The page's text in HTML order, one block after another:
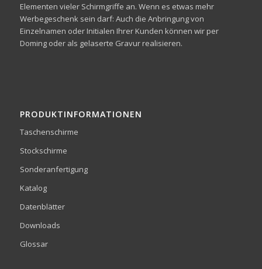
Elementen vieler Schirmgriffe an. Wenn es etwas mehr
Werbegeschenk sein darf: Auch die Anbringung von
Einzelnamen oder Initialen Ihrer Kunden können wir per
Doming oder als gelaserte Gravur realisieren.
PRODUKTINFORMATIONEN
Taschenschirme
Stockschirme
Sonderanfertigung
Katalog
Datenblätter
Downloads
Glossar